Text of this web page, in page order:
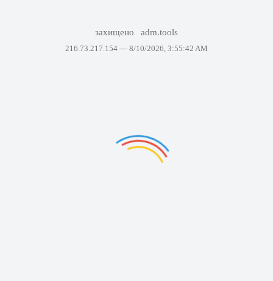
захищено adm.tools
216.73.217.154 — 8/10/2026, 3:55:42 AM